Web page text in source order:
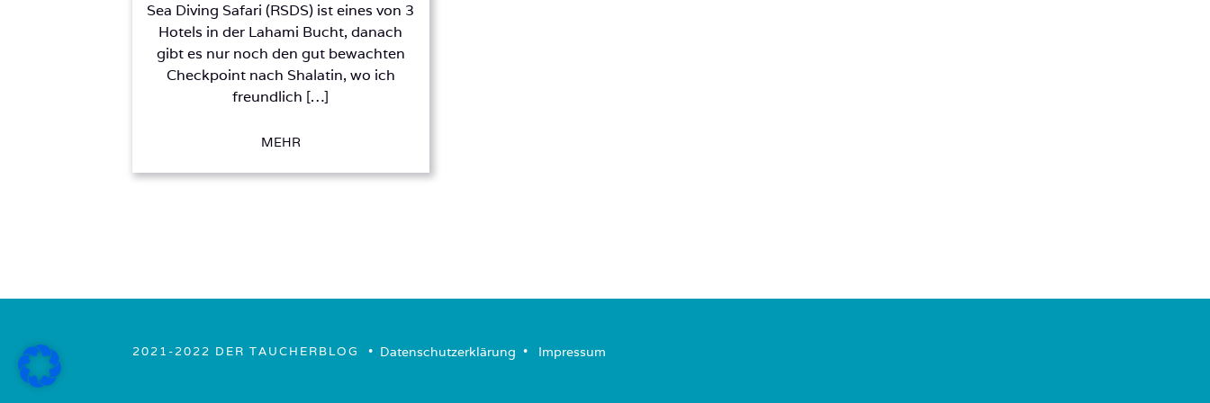
Sea Diving Safari (RSDS) ist eines von 3
Hotels in der Lahami Bucht, danach
gibt es nur noch den gut bewachten
Checkpoint nach Shalatin, wo ich
freundlich […]
MEHR
2021-2022 DER TAUCHERBLOG • ­ Datenschutzerklärung ­ • ­ Impressum